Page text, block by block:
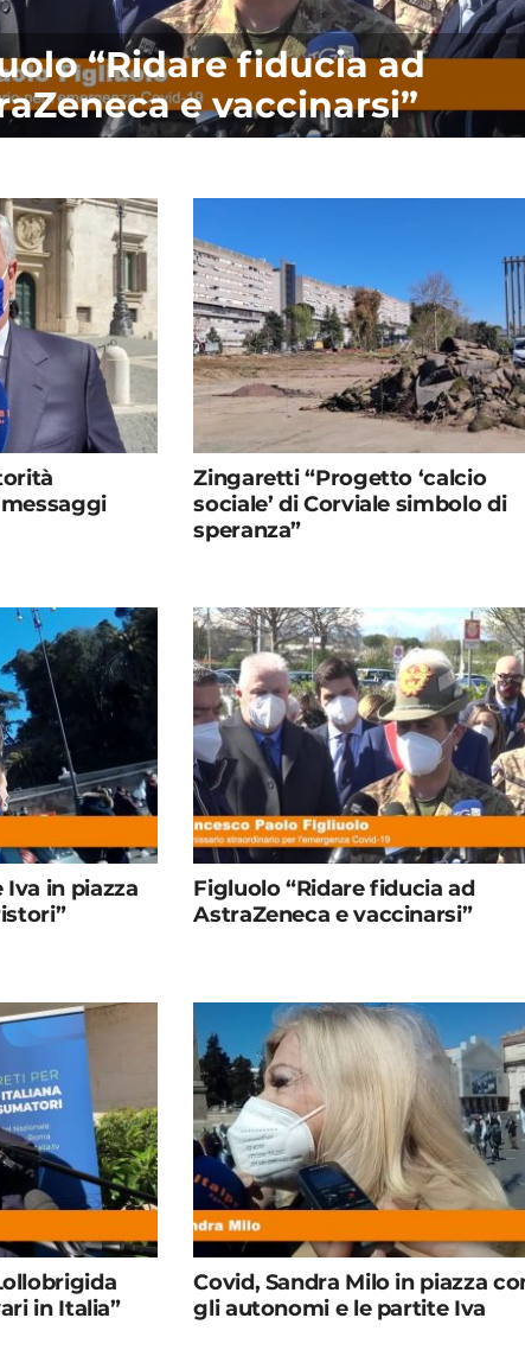
“Ridare fiducia ad
e vaccinarsi”
Zingaretti “Progetto ‘calcio
sociale’ di Corviale simbolo di
speranza”
in piazza
Figluolo “Ridare fiducia ad
AstraZeneca e vaccinarsi”
in Italia”
Covid, Sandra Milo in piazza
gli autonomi e le partite Iva